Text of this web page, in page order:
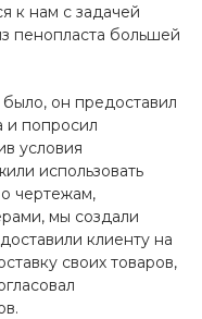
к нам с задачей
пенопласта большей
он предоставил
и попросил
условия
использовать
чертежам,
мы создали
клиенту на
своих товаров,